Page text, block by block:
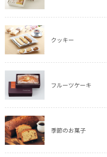
クッキー
フルーツケーキ
季節のお菓子